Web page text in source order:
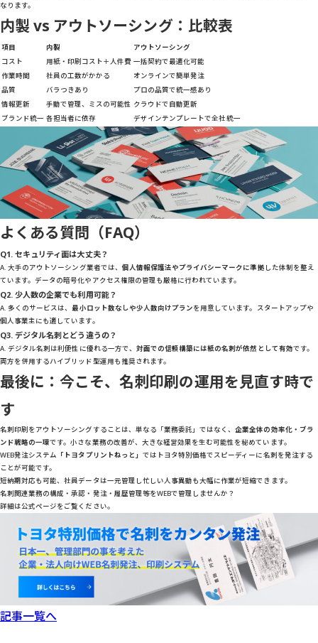
なります。
内製 vs アウトソーシング：比較表
項目 内製
アウトソーシング
コスト
用紙・印刷コスト＋人件費 一括契約で最適化可能
作業時間
社員の工数がかかる
オンラインで簡単発注
品質
バラつきあり
プロの品質で統一感あり
情報更新
手動で管理、ミスの可能性 クラウドで自動更新
ブランド統一 各担当者に依存 デザインテンプレートで全社統一
よくある質問（FAQ）
Q1. セキュリティ面は大丈夫？
A. 大手のアウトソーシング業者では、 個人情報保護法やプライバシーマークに準拠 した体制を整え
ています。データの暗号化やアクセス権限の管理も厳格に行われています。
Q2. 少人数の企業でも利用可能？
A. 多くのサービスは、最小ロット数なしや少人数向けプランを用意しています。スタートアップや
個人事業主にも適しています。
Q3. デジタル名刺とどう違うの？
A. デジタル名刺は利便性に優れる一方で、 対面での信頼構築には紙の名刺が依然として有効です。
両方を併用するハイブリッド型運用も推奨されます。
最後に：今こそ、名刺印刷の運用を見直す時で
す
名刺印刷をアウトソーシングすることは、単なる「業務委託」ではなく、企業全体の効率化・ブラ
ンド戦略の一環です。小さな業務の改善が、大きな経営効果を生む可能性を秘めています。
WEB発注システム 「トヨタプリントねっと」 ではトヨタ特別価格でスピーディーに名刺を発注する
ことが可能です。
短納期対応も可能、社員データは一元管理し忙しい人事異動も大幅に作業が短縮できます。
名刺関連業務の構成・承認・発注・履歴管理等をWEBで管理しませんか？
詳細は公式ページをご覧ください。
記事一覧へ